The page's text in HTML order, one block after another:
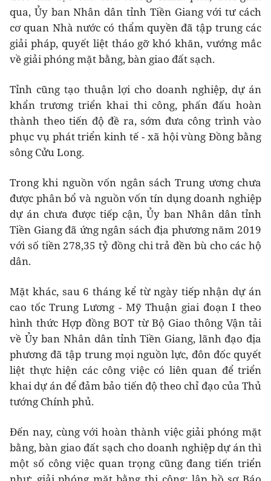
qua, Ủy ban Nhân dân tỉnh Tiền Giang với tư cách
cơ quan Nhà nước có thẩm quyền đã tập trung các
giải pháp, quyết liệt tháo gỡ khó khăn, vướng mắc
về giải phóng mặt bằng, bàn giao đất sạch.
Tỉnh cũng tạo thuận lợi cho doanh nghiệp, dự án
khẩn trương triển khai thi công, phấn đấu hoàn
thành theo tiến độ đề ra, sớm đưa công trình vào
phục vụ phát triển kinh tế - xã hội vùng Đồng bằng
sông Cửu Long.
Trong khi nguồn vốn ngân sách Trung ương chưa
được phân bổ và nguồn vốn tín dụng doanh nghiệp
dự án chưa được tiếp cận, Ủy ban Nhân dân tỉnh
Tiền Giang đã ứng ngân sách địa phương năm 2019
với số tiền 278,35 tỷ đồng chi trả đền bù cho các hộ
dân.
Mặt khác, sau 6 tháng kể từ ngày tiếp nhận dự án
cao tốc Trung Lương - Mỹ Thuận giai đoạn I theo
hình thức Hợp đồng BOT từ Bộ Giao thông Vận tải
về Ủy ban Nhân dân tỉnh Tiền Giang, lãnh đạo địa
phương đã tập trung mọi nguồn lực, đôn đốc quyết
liệt thực hiện các công việc có liên quan để triển
khai dự án để đảm bảo tiến độ theo chỉ đạo của Thủ
tướng Chính phủ.
Đến nay, cùng với hoàn thành việc giải phóng mặt
bằng, bàn giao đất sạch cho doanh nghiệp dự án thì
một số công việc quan trọng cũng đang tiến triển